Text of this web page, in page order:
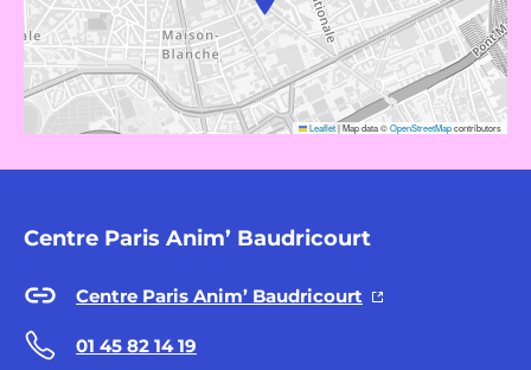
Leaflet|Map data ©OpenStreetMapcontributors
Centre Paris Anim’ Baudricourt
Centre Paris Anim’ Baudricourt
01 45 82 14 19